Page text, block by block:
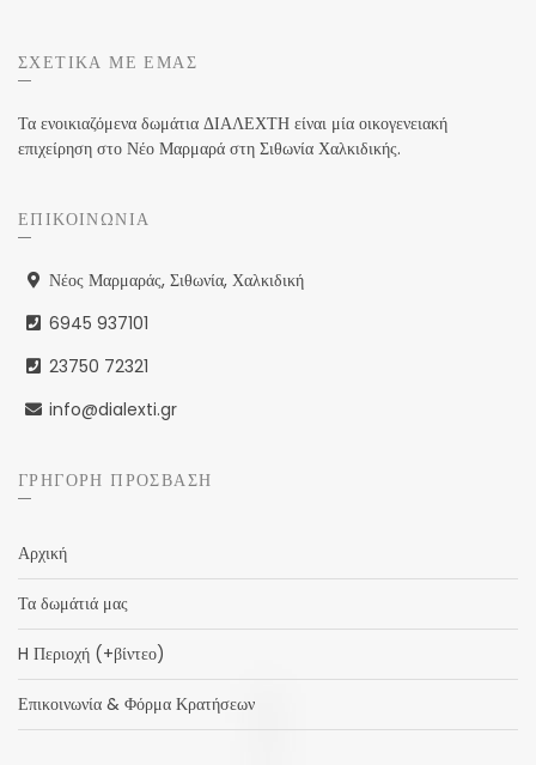
ΣΧΕΤΙΚΆ ΜΕ ΕΜΆΣ
Τα ενοικιαζόμενα δωμάτια ΔΙΑΛΕΧΤΗ είναι μία οικογενειακή
επιχείρηση στο Νέο Μαρμαρά στη Σιθωνία Χαλκιδικής.
ΕΠΙΚΟΙΝΩΝΊΑ
Νέος Μαρμαράς, Σιθωνία, Χαλκιδική
6945 937101
23750 72321
info@dialexti.gr
ΓΡΉΓΟΡΗ ΠΡΌΣΒΑΣΗ
Αρχική
Τα δωμάτιά μας
H Περιοχή (+βίντεο)
Επικοινωνία & Φόρμα Κρατήσεων